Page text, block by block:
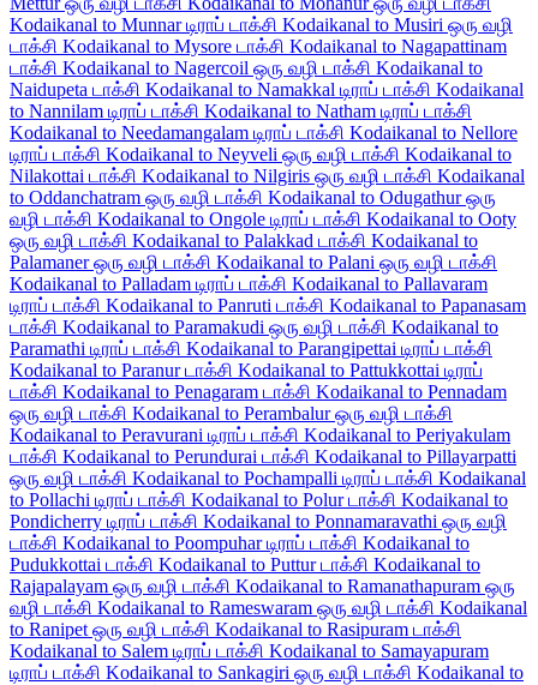
Kodaikanal to Munnar டிராப் டாக்சி Kodaikanal to Musiri ஒரு வழி
டாக்சி Kodaikanal to Mysore டாக்சி Kodaikanal to Nagapattinam
டாக்சி Kodaikanal to Nagercoil ஒரு வழி டாக்சி Kodaikanal to
Naidupeta டாக்சி Kodaikanal to Namakkal டிராப் டாக்சி Kodaikanal
to Nannilam டிராப் டாக்சி Kodaikanal to Natham டிராப் டாக்சி
Kodaikanal to Needamangalam டிராப் டாக்சி Kodaikanal to Nellore
டிராப் டாக்சி Kodaikanal to Neyveli ஒரு வழி டாக்சி Kodaikanal to
Nilakottai டாக்சி Kodaikanal to Nilgiris ஒரு வழி டாக்சி Kodaikanal
to Oddanchatram ஒரு வழி டாக்சி Kodaikanal to Odugathur ஒரு
வழி டாக்சி Kodaikanal to Ongole டிராப் டாக்சி Kodaikanal to Ooty
ஒரு வழி டாக்சி Kodaikanal to Palakkad டாக்சி Kodaikanal to
Palamaner ஒரு வழி டாக்சி Kodaikanal to Palani ஒரு வழி டாக்சி
Kodaikanal to Palladam டிராப் டாக்சி Kodaikanal to Pallavaram
டிராப் டாக்சி Kodaikanal to Panruti டாக்சி Kodaikanal to Papanasam
டாக்சி Kodaikanal to Paramakudi ஒரு வழி டாக்சி Kodaikanal to
Paramathi டிராப் டாக்சி Kodaikanal to Parangipettai டிராப் டாக்சி
Kodaikanal to Paranur டாக்சி Kodaikanal to Pattukkottai டிராப்
டாக்சி Kodaikanal to Penagaram டாக்சி Kodaikanal to Pennadam
ஒரு வழி டாக்சி Kodaikanal to Perambalur ஒரு வழி டாக்சி
Kodaikanal to Peravurani டிராப் டாக்சி Kodaikanal to Periyakulam
டாக்சி Kodaikanal to Perundurai டாக்சி Kodaikanal to Pillayarpatti
ஒரு வழி டாக்சி Kodaikanal to Pochampalli டிராப் டாக்சி Kodaikanal
to Pollachi டிராப் டாக்சி Kodaikanal to Polur டாக்சி Kodaikanal to
Pondicherry டிராப் டாக்சி Kodaikanal to Ponnamaravathi ஒரு வழி
டாக்சி Kodaikanal to Poompuhar டிராப் டாக்சி Kodaikanal to
Pudukkottai டாக்சி Kodaikanal to Puttur டாக்சி Kodaikanal to
Rajapalayam ஒரு வழி டாக்சி Kodaikanal to Ramanathapuram ஒரு
வழி டாக்சி Kodaikanal to Rameswaram ஒரு வழி டாக்சி Kodaikanal
to Ranipet ஒரு வழி டாக்சி Kodaikanal to Rasipuram டாக்சி
Kodaikanal to Salem டிராப் டாக்சி Kodaikanal to Samayapuram
டிராப் டாக்சி Kodaikanal to Sankagiri ஒரு வழி டாக்சி Kodaikanal to